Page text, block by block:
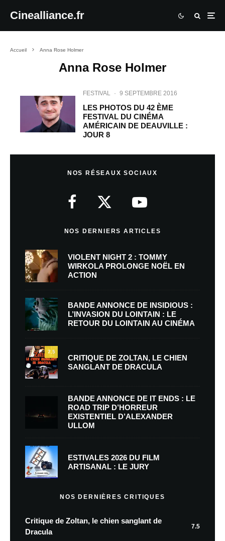
Cinealliance.fr
Accueil Anna Rose Holmer
Anna Rose Holmer
FESTIVAL · 9 SEPTEMBRE 2016
LES PHOTOS DU 42 ÈME
FESTIVAL DU CINÉMA
AMÉRICAIN DE DEAUVILLE :
JOUR 8
NOS RÉSEAUX SOCIAUX
NOS DERNIERS ARTICLES
VIOLENT NIGHT 2 : TOMMY
WIRKOLA PROLONGE NOËL EN
ACTION
BANDE ANNONCE DE INSIDIOUS :
L’INVASION DU LOINTAIN : LE
RETOUR DU LOINTAIN AU CINÉMA
7.5
CRITIQUE DE ZOLTAN, LE CHIEN
SANGLANT DE DRACULA
BANDE ANNONCE DE IT ENDS : LE
ROAD TRIP D’HORREUR
EXISTENTIEL D’ALEXANDER
ULLOM
ESTIVALES 2026 DU FILM
ARTISANAL : LE JURY
NOS DERNIÈRES CRITIQUES
Critique de Zoltan, le chien sanglant de
Dracula
7.5